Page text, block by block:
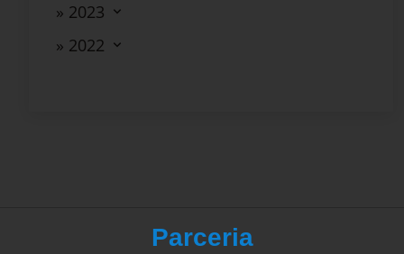
» 2023
» 2022
Parceria